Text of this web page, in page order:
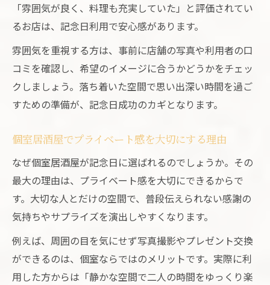
「雰囲気が良く、料理も充実していた」と評価されてい
るお店は、記念日利用で安心感があります。
雰囲気を重視する方は、事前に店舗の写真や利用者の口
コミを確認し、希望のイメージに合うかどうかをチェッ
クしましょう。落ち着いた空間で思い出深い時間を過ご
すための準備が、記念日成功のカギとなります。
個室居酒屋でプライベート感を大切にする理由
なぜ個室居酒屋が記念日に選ばれるのでしょうか。その
最大の理由は、プライベート感を大切にできるからで
す。大切な人とだけの空間で、普段伝えられない感謝の
気持ちやサプライズを演出しやすくなります。
例えば、周囲の目を気にせず写真撮影やプレゼント交換
ができるのは、個室ならではのメリットです。実際に利
用した方からは「静かな空間で二人の時間をゆっくり楽